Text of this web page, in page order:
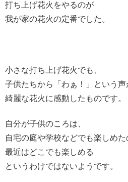
打ち上げ花火をやるのが
我が家の花火の定番でした。
小さな打ち上げ花火でも、
子供たちから「わぁ！」という声
綺麗な花火に感動したものです。
自分が子供のころは、
自宅の庭や学校などでも楽しめた
最近はどこでも楽しめる
というわけではないようです。